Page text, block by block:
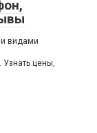
видами
цены,